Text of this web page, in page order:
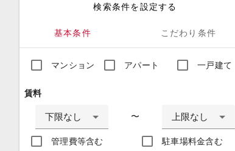
検索条件を設定する
基本条件 こだわり条件
マンション アパート 一戸建て
賃料
下限なし 〜 上限なし
管理費等含む 駐車場料金含む